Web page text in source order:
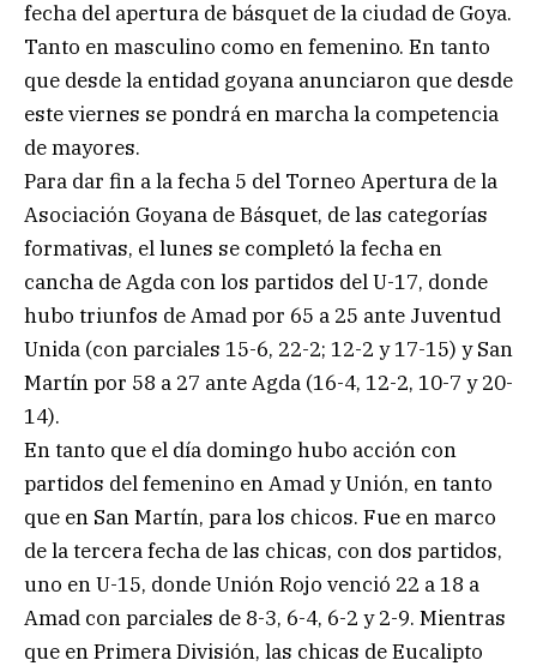
fecha del apertura de básquet de la ciudad de Goya.
Tanto en masculino como en femenino. En tanto
que desde la entidad goyana anunciaron que desde
este viernes se pondrá en marcha la competencia
de mayores.
Para dar fin a la fecha 5 del Torneo Apertura de la
Asociación Goyana de Básquet, de las categorías
formativas, el lunes se completó la fecha en
cancha de Agda con los partidos del U-17, donde
hubo triunfos de Amad por 65 a 25 ante Juventud
Unida (con parciales 15-6, 22-2; 12-2 y 17-15) y San
Martín por 58 a 27 ante Agda (16-4, 12-2, 10-7 y 20-
14).
En tanto que el día domingo hubo acción con
partidos del femenino en Amad y Unión, en tanto
que en San Martín, para los chicos. Fue en marco
de la tercera fecha de las chicas, con dos partidos,
uno en U-15, donde Unión Rojo venció 22 a 18 a
Amad con parciales de 8-3, 6-4, 6-2 y 2-9. Mientras
que en Primera División, las chicas de Eucalipto